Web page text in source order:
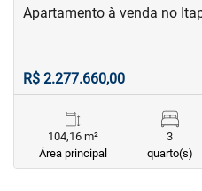
Apartamento à venda no
R$ 2.277.660,00
104,16 m²
Área principal
3
quarto(s)